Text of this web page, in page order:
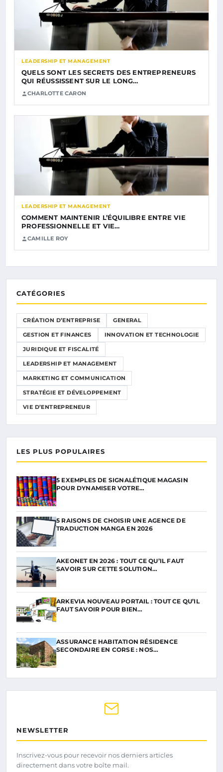
LEADERSHIP ET MANAGEMENT
QUELS SONT LES SECRETS DES ENTREPRENEURS
QUI RÉUSSISSENT SUR LE LONG…
CHARLOTTE CARON
LEADERSHIP ET MANAGEMENT
COMMENT MAINTENIR L’ÉQUILIBRE ENTRE VIE
PROFESSIONNELLE ET VIE…
CAMILLE ROY
CATÉGORIES
CRÉATION D’ENTREPRISE GENERAL
GESTION ET FINANCES INNOVATION ET TECHNOLOGIE
JURIDIQUE ET FISCALITÉ
LEADERSHIP ET MANAGEMENT
MARKETING ET COMMUNICATION
STRATÉGIE ET DÉVELOPPEMENT
VIE D’ENTREPRENEUR
LES PLUS POPULAIRES
5 EXEMPLES DE SIGNALÉTIQUE MAGASIN
POUR DYNAMISER VOTRE…
5 RAISONS DE CHOISIR UNE AGENCE DE
TRADUCTION MANGA EN 2026
AKEONET EN 2026 : TOUT CE QU’IL FAUT
SAVOIR SUR CETTE SOLUTION…
ARKEVIA NOUVEAU PORTAIL : TOUT CE QU’IL
FAUT SAVOIR POUR BIEN…
ASSURANCE HABITATION RÉSIDENCE
SECONDAIRE EN CORSE : NOS…
NEWSLETTER
Inscrivez-vous pour recevoir nos derniers articles
directement dans votre boîte mail.